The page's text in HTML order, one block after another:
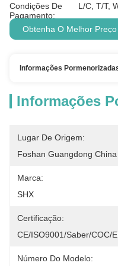
Condições De
Pagamento:
L/C, T/T,
Obtenha O Melhor Preço
Informações
Informações
Lugar De Origem:
Foshan Guangdong China
Marca:
SHX
Certificação:
CE/ISO9001/Saber/COC/
Número Do Modelo: